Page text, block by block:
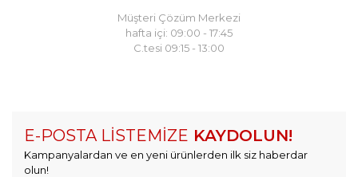
Müşteri Çözüm Merkezi
hafta içi: 09:00 - 17:45
C.tesi 09:15 - 13:00
E-POSTA LİSTEMİZE KAYDOLUN!
Kampanyalardan ve en yeni ürünlerden ilk siz haberdar
olun!